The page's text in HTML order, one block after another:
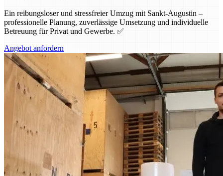
Ein reibungsloser und stressfreier Umzug mit Sankt-Augustin –
professionelle Planung, zuverlässige Umsetzung und individuelle
Betreuung für Privat und Gewerbe. ✅
Angebot anfordern